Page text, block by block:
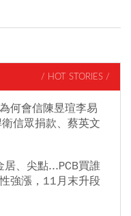
/ HOT STORIES /
何會信陳昱瑄李易
信眾捐款、蔡英文
居、尖點...PCB買誰
強漲，11月末升段